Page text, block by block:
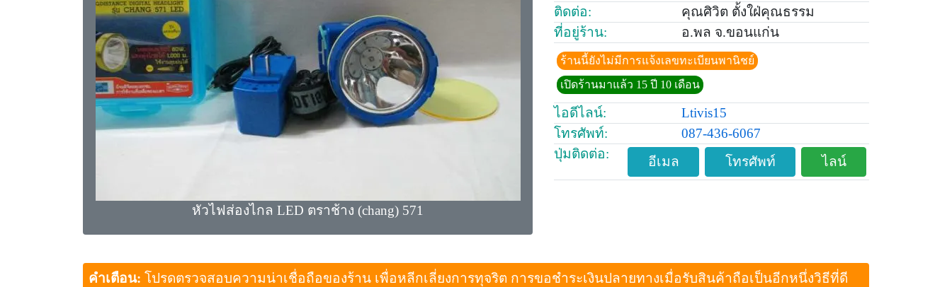
หัวไฟส่องไกล LED ตราช้าง (chang) 571
ติดต่อ:
คุณศิวิต ตั้งใฝ่คุณธรรม
ที่อยู่ร้าน:
อ.พล จ.ขอนแก่น
ร้านนี้ยังไม่มีการแจ้งเลขทะเบียนพานิชย์
เปิดร้านมาแล้ว 15 ปี 10 เดือน
ไอดีไลน์:
Ltivis15
โทรศัพท์:
087-436-6067
ปุ่มติดต่อ:
อีเมล โทรศัพท์ ไลน์
คำเตือน: โปรดตรวจสอบความน่าเชื่อถือของร้าน เพื่อหลีกเลี่ยงการทุจริต การขอชำระเงินปลายทางเมื่อรับสินค้าถือเป็นอีกหนึ่งวิธีที่ดี